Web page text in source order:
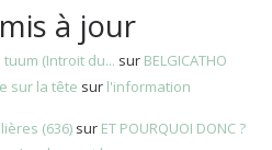
à jour
(Introit du... sur BELGICATHO
sur la tête sur l'information
(636) sur ET POURQUOI DONC ?